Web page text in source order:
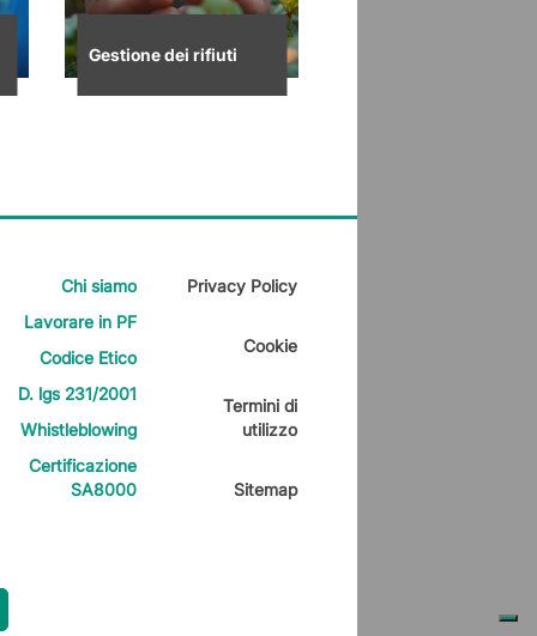
Gestione dei rifiuti
Chi siamo
Lavorare in PF
Codice Etico
D. lgs 231/2001
Whistleblowing
Certificazione
SA8000
Privacy Policy
Cookie
Termini di
utilizzo
Sitemap